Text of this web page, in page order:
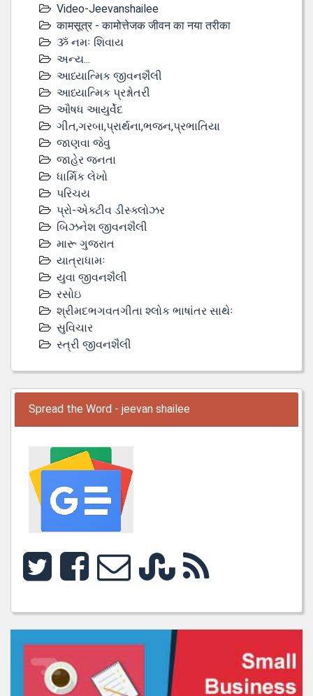
Video-Jeevanshailee
कामसूत्र - कामोत्तेजक जीवन का नया तरीका
ૐ નમઃ શિવાય
અન્ય...
આધ્યાત્મિક જીવનશૈલી
આધ્યાત્મિક પ્રશ્નોતરી
ઔષધ આયુર્વેદ
ગીત,ગરબા,પ્રાર્થના,ભજન,પ્રભાતિયા
જાણવા જેવુ
જાહેર જનતા
ધાર્મિક લેખો
પરિચય
પ્રો-એક્ટીવ ડીસ્‍ક્લોઝર
બિઝનેશ જીવનશૈલી
મારૂ ગુજરાત
યાત્રાધામઃ
યુવા જીવનશૈલી
રસોઇ
શ્રીમદભગવતગીતા શ્લોક ભાષાંતર સાથેઃ
સુવિચાર
સ્ત્રી જીવનશૈલી
Spread the Word - jeevan shailee